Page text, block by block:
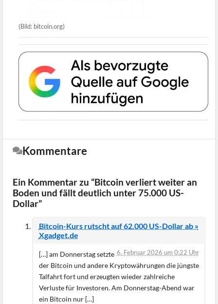
(Bild: bitcoin.org)
Kommentare
Ein Kommentar zu “Bitcoin verliert weiter an
Boden und fällt deutlich unter 75.000 US-
Dollar”
Bitcoin-Kurs rutscht auf 62.000 US-Dollar ab »
Xgadget.de
6. Februar 2026 um 0:22 Uhr
[…] am Donnerstag setzte
der Bitcoin und andere Kryptowährungen die jüngste
Talfahrt fort und erzeugten wieder zahlreiche
Verluste für Investoren. Am Donnerstag-Abend war
ein Bitcoin nur […]